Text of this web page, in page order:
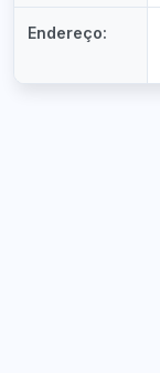
Endereço: